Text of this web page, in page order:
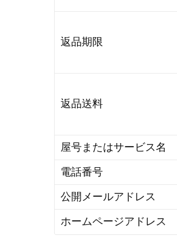
返品期限
返品送料
屋号またはサービス名
電話番号
公開メールアドレス
ホームページアドレス